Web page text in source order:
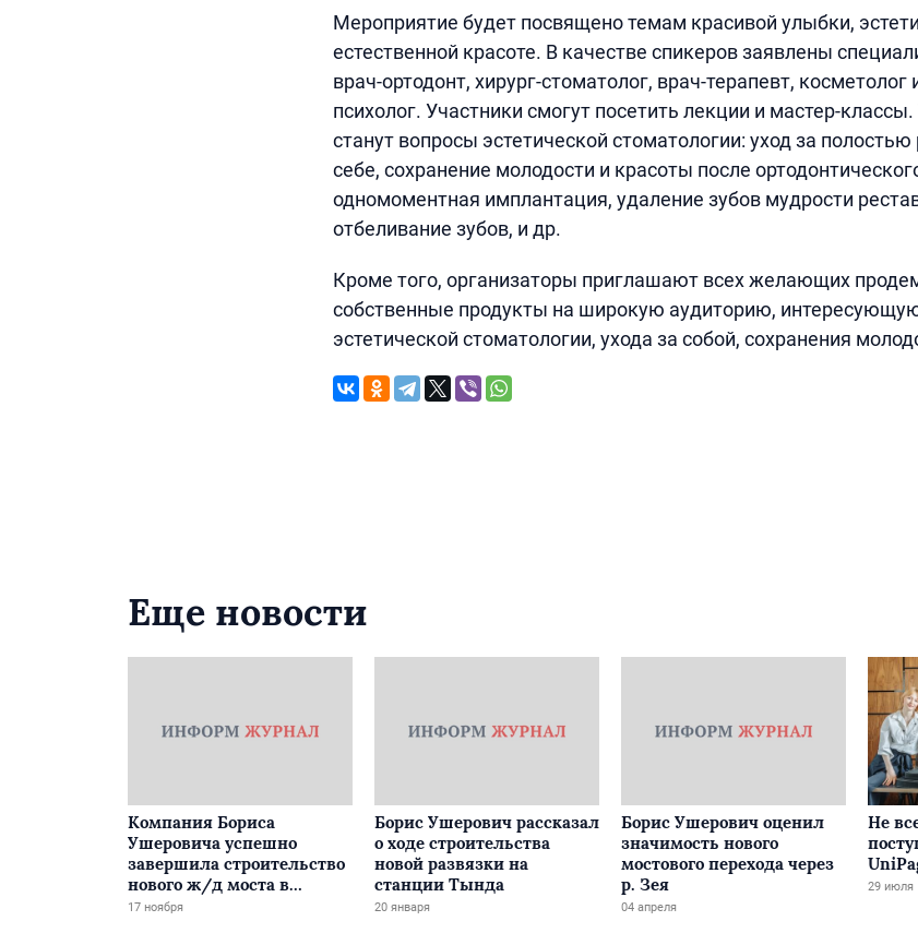
Мероприятие будет посвящено темам красивой улыбки,
естественной красоте. В качестве спикеров заявлены
врач-ортодонт, хирург-стоматолог, врач-терапевт, косметолог
психолог. Участники смогут посетить лекции и мастер-
станут вопросы эстетической стоматологии: уход за полостью
себе, сохранение молодости и красоты после
одномоментная имплантация, удаление зубов мудрости
отбеливание зубов, и др.
Кроме того, организаторы приглашают всех желающих
собственные продукты на широкую аудиторию,
эстетической стоматологии, ухода за собой, сохранения
Еще новости
Компания Бориса
Ушеровича успешно
завершила строительство
нового ж/д моста в
Забайкалье
17 ноября
Борис Ушерович рассказал
о ходе строительства
новой развязки на
станции Тында
20 января
Борис Ушерович оценил
значимость нового
мостового перехода через
р. Зея
04 апреля
Не
29 июля